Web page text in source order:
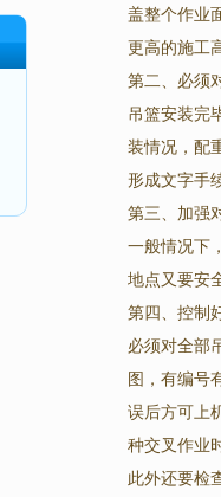
盖整个作业
更高的施工
第二、必须
吊篮安装完
装情况，配
形成文字手
第三、加强
一般情况下
地点又要安
第四、控制
必须对全部
图，有编号
误后方可上
种交叉作业
此外还要检